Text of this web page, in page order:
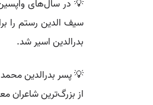
💡 در سال‌های واپسین
سیف الدین رستم را
بدرالدین اسیر شد.
💡 پسر بدرالدین
از بزرگ‌ترین شاعران